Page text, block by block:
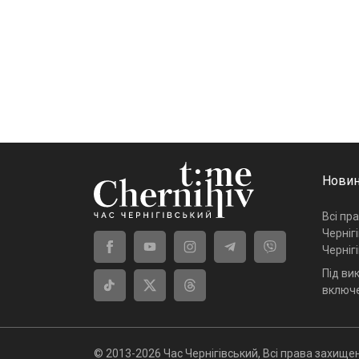
Всі
Під
© 2013-2026 Час Чернігівський, Всі права